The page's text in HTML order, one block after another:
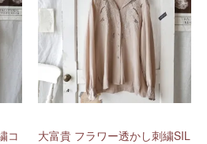
コ
大富貴 フラワー透かし刺繍SIL